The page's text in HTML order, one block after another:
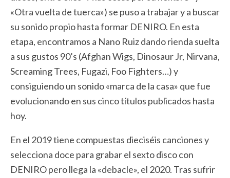
«Otra vuelta de tuerca») se puso a trabajar y a buscar
su sonido propio hasta formar DENIRO. En esta
etapa, encontramos a Nano Ruiz dando rienda suelta
a sus gustos 90’s (Afghan Wigs, Dinosaur Jr, Nirvana,
Screaming Trees, Fugazi, Foo Fighters…) y
consiguiendo un sonido «marca de la casa» que fue
evolucionando en sus cinco títulos publicados hasta
hoy.
En el 2019 tiene compuestas dieciséis canciones y
selecciona doce para grabar el sexto disco con
DENIRO pero llega la «debacle», el 2020. Tras sufrir